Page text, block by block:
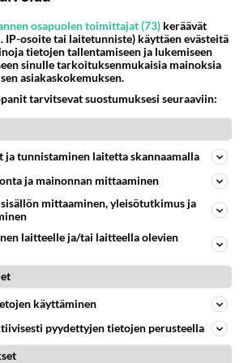
Jos SDP ei voita reilusti, persut kumoavat demokratian Suomesta
Näin tekisi ainakin Rydman seuratessaan idolinsa Trumpin mallia https://www.is.fi/politiikka/art-2000012187244.html
Uuden TTK-juontajan ympärillä epätietoisuus sakenee - Nyt MTV hämmentää soppaa
parisuhteessa?
Siinäpä se kysymys on otsikossa. Mitäpä siis tuot/toisit pöytään parisuhteessa? Oletko mies vai nainen? Koetko sen mitä
VIIHDE
ja Noora Louhimo vihdoinkin yhdessä -
testosteronit kesäksi - Tämä ikävä vaikutus iski
tulevasta kaudesta tyly paljastus
Osallistu keskusteluun
osapuolen toimittajat (73) keräävät
IP-osoite tai laitetunniste) käyttäen evästeitä
tietojen tallentamiseen ja lukemiseen
sinulle tarkoituksenmukaisia mainoksia
asiakaskokemuksen.
tarvitsevat suostumuksesi seuraaviin:
tunnistaminen laitetta skannaamalla
ja mainonnan mittaaminen
mittaaminen, yleisötutkimus ja
laitteelle ja/tai laitteella olevien
käyttäminen
pyydettyjen tietojen perusteella